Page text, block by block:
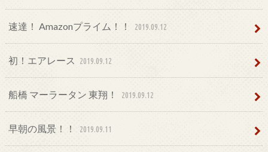
速達！ Amazonプライム！！ 2019.09.12
初！エアレース 2019.09.12
船橋 マーラータン 東翔！ 2019.09.12
早朝の風景！！ 2019.09.11